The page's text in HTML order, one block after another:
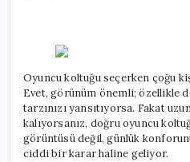
Oyuncu koltuğu seçerken çoğu
Evet, görünüm önemli; özellikle
tarzınızı yansıtıyorsa. Fakat
kalıyorsanız, doğru oyuncu
görüntüsü değil, günlük
ciddi bir karar haline geliyor.